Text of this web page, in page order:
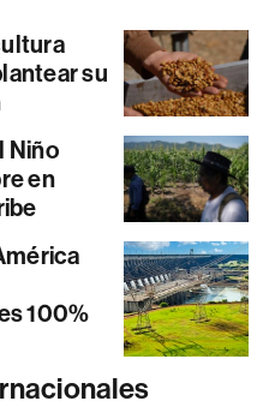
su
Niño
en
100%